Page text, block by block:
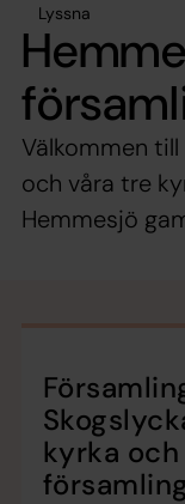
Lyssna
Välkommen
och våra tre
Hemmesjö
kyrka